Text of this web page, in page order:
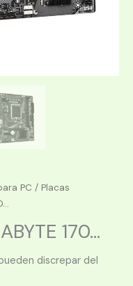
PC / Placas
170...
discrepar del